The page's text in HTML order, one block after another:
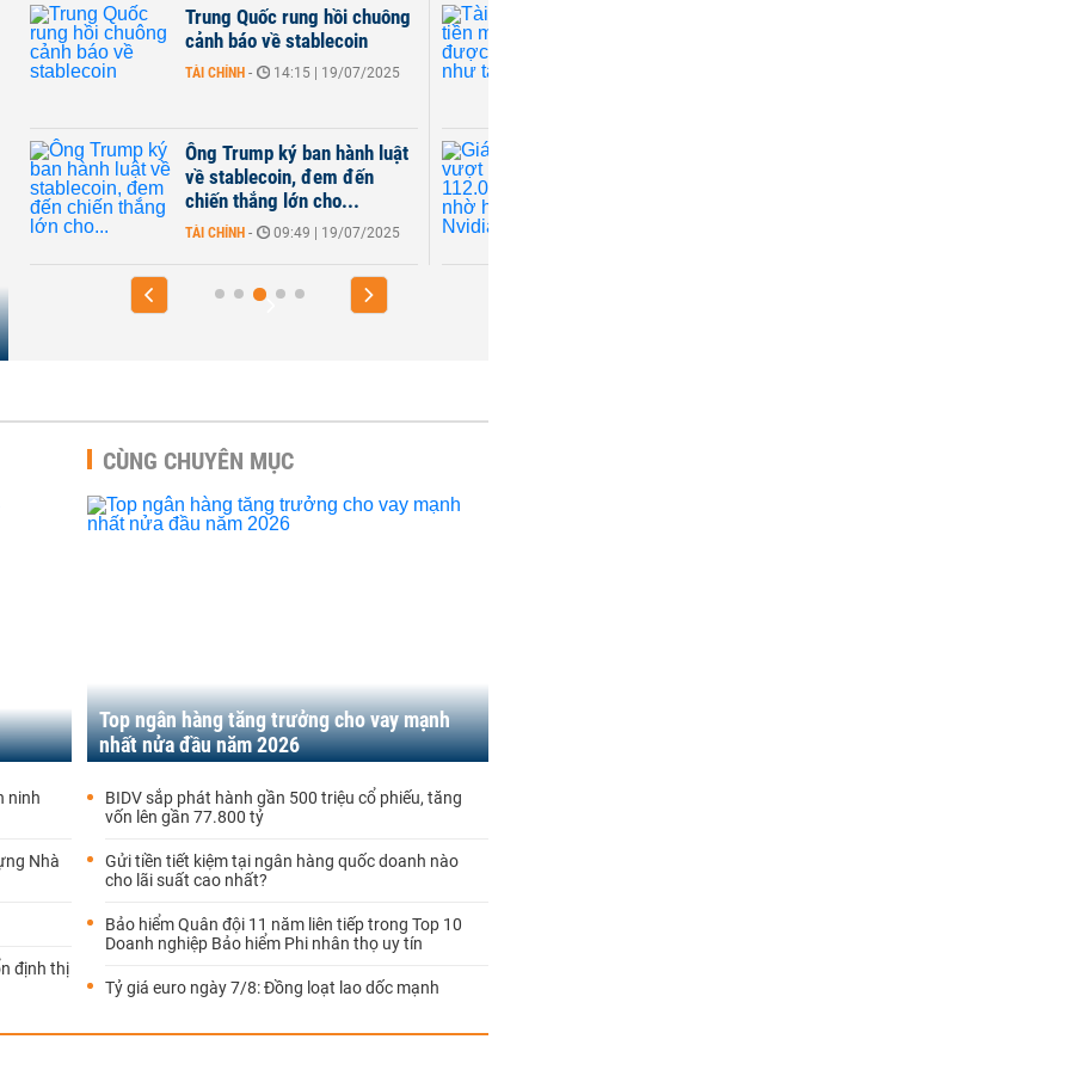
Trung Quốc rung hồi chuông
cảnh báo về stablecoin
TÀI CHÍNH - 14:15 | 19/07/2025
Ông Trump ký ban hành luật
về stablecoin, đem đến
chiến thắng lớn cho...
TÀI CHÍNH - 09:49 | 19/07/2025
ninh
Nhà
định thị
CÙNG CHUYÊN MỤC
Top ngân hàng tăng trưởng cho vay mạnh
nhất nửa đầu năm 2026
BIDV sắp phát hành gần 500 triệu cổ phiếu, tăng
vốn lên gần 77.800 tỷ
Gửi tiền tiết kiệm tại ngân hàng quốc doanh nào
cho lãi suất cao nhất?
Bảo hiểm Quân đội 11 năm liên tiếp trong Top 10
Doanh nghiệp Bảo hiểm Phi nhân thọ uy tín
Tỷ giá euro ngày 7/8: Đồng loạt lao dốc mạnh